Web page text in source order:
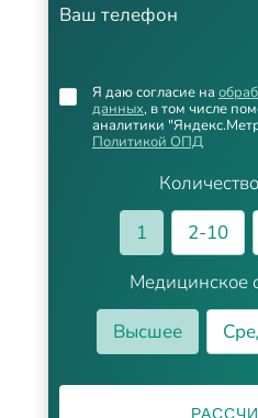
Ваш телефон
1
2-10
Медицинское
Высшее
Я даю согласие на
данных, в том числе
аналитики
Политикой ОПД